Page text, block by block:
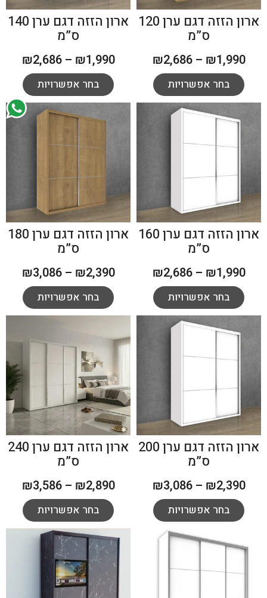
ארון הזזה דגם ערן 120
ס”מ
₪1,990
–
₪2,686
בחר אפשרויות
ארון הזזה דגם ערן 140
ס”מ
₪1,990
–
₪2,686
בחר אפשרויות
ארון הזזה דגם ערן 160
ס”מ
₪1,990
–
₪2,686
בחר אפשרויות
ארון הזזה דגם ערן 180
ס”מ
₪2,390
–
₪3,086
בחר אפשרויות
ארון הזזה דגם ערן 200
ס”מ
₪2,390
–
₪3,086
בחר אפשרויות
ארון הזזה דגם ערן 240
ס”מ
₪2,890
–
₪3,586
בחר אפשרויות